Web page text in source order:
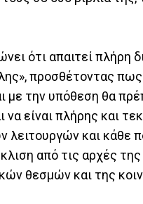
ότι απαιτεί
προσθέτοντας πως
με την υπόθεση θα
να είναι πλήρης και
και κάθε
από τις αρχές
θεσμών και της